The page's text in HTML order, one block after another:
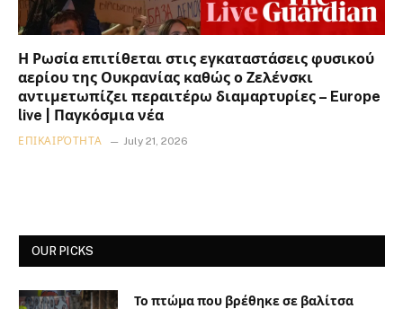
Η Ρωσία επιτίθεται στις εγκαταστάσεις φυσικού
αερίου της Ουκρανίας καθώς ο Ζελένσκι
αντιμετωπίζει περαιτέρω διαμαρτυρίες – Europe
live | Παγκόσμια νέα
ΕΠΙΚΑΙΡΌΤΗΤΑ July 21, 2026
OUR PICKS
Το πτώμα που βρέθηκε σε βαλίτσα